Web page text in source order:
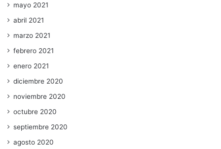
mayo 2021
abril 2021
marzo 2021
febrero 2021
enero 2021
diciembre 2020
noviembre 2020
octubre 2020
septiembre 2020
agosto 2020